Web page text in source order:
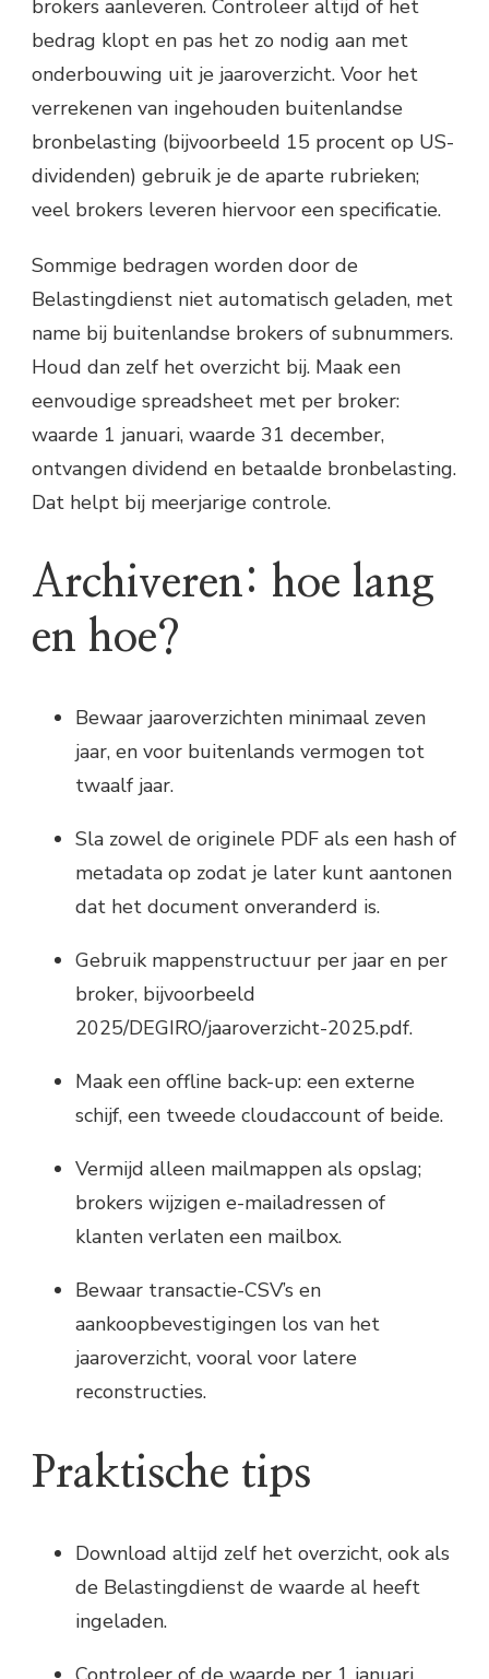
brokers aanleveren. Controleer altijd of het
bedrag klopt en pas het zo nodig aan met
onderbouwing uit je jaaroverzicht. Voor het
verrekenen van ingehouden buitenlandse
bronbelasting (bijvoorbeeld 15 procent op US-
dividenden) gebruik je de aparte rubrieken;
veel brokers leveren hiervoor een specificatie.
Sommige bedragen worden door de
Belastingdienst niet automatisch geladen, met
name bij buitenlandse brokers of subnummers.
Houd dan zelf het overzicht bij. Maak een
eenvoudige spreadsheet met per broker:
waarde 1 januari, waarde 31 december,
ontvangen dividend en betaalde bronbelasting.
Dat helpt bij meerjarige controle.
Archiveren: hoe lang
en hoe?
Bewaar jaaroverzichten minimaal zeven
jaar, en voor buitenlands vermogen tot
twaalf jaar.
Sla zowel de originele PDF als een hash of
metadata op zodat je later kunt aantonen
dat het document onveranderd is.
Gebruik mappenstructuur per jaar en per
broker, bijvoorbeeld
2025/DEGIRO/jaaroverzicht-2025.pdf.
Maak een offline back-up: een externe
schijf, een tweede cloudaccount of beide.
Vermijd alleen mailmappen als opslag;
brokers wijzigen e-mailadressen of
klanten verlaten een mailbox.
Bewaar transactie-CSV’s en
aankoopbevestigingen los van het
jaaroverzicht, vooral voor latere
reconstructies.
Praktische tips
Download altijd zelf het overzicht, ook als
de Belastingdienst de waarde al heeft
ingeladen.